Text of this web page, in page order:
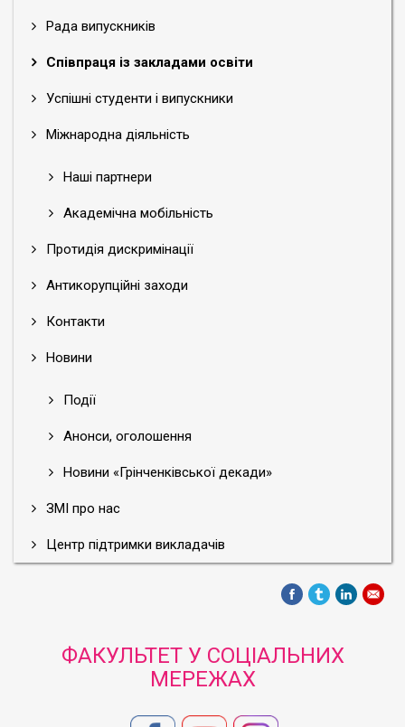
Рада випускників
Співпраця із закладами освіти
Успішні студенти і випускники
Міжнародна діяльність
Наші партнери
Академічна мобільність
Протидія дискримінації
Антикорупційні заходи
Контакти
Новини
Події
Анонси, оголошення
Новини «Грінченківської декади»
ЗМІ про нас
Центр підтримки викладачів
ФАКУЛЬТЕТ У СОЦІАЛЬНИХ
МЕРЕЖАХ